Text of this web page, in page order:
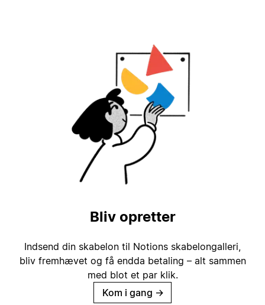
Bliv opretter
Indsend din skabelon til Notions skabelongalleri,
bliv fremhævet og få endda betaling – alt sammen
med blot et par klik.
Kom i gang →